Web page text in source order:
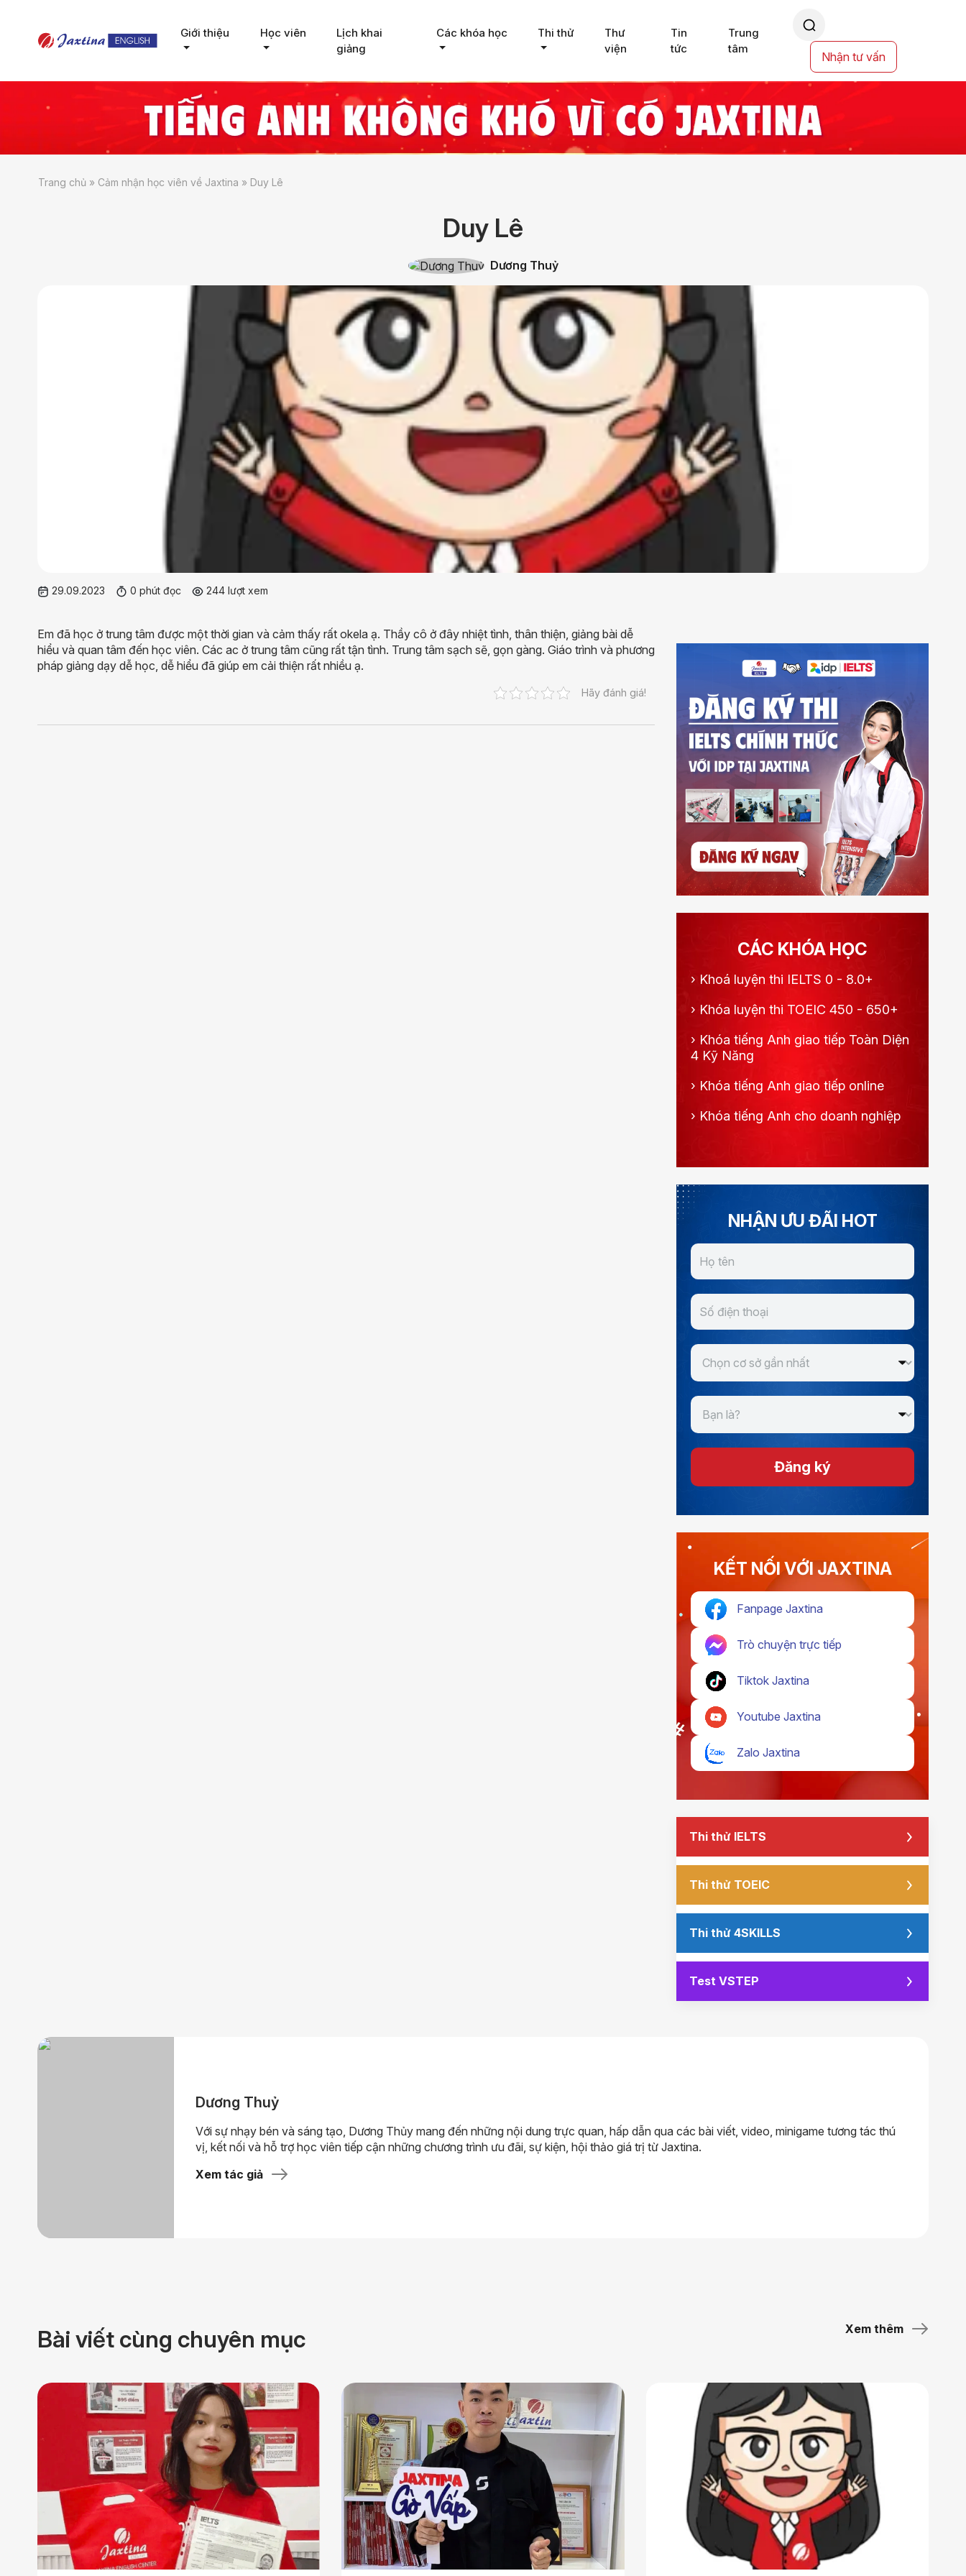
Giới thiệu Học viên
Lịch khai
giảng
Các khóa học Thi thử
Thư
viện
Tin
tức
Trung
tâm
Nhận tư vấn
Trang chủ » Cảm nhận học viên về Jaxtina » Duy Lê
Duy Lê
Dương Thuỷ
29.09.2023 0 phút đọc 244 lượt xem
Em đã học ở trung tâm được một thời gian và cảm thấy rất okela ạ. Thầy cô ở đây nhiệt tình, thân thiện, giảng bài dễ
hiểu và quan tâm đến học viên. Các ac ở trung tâm cũng rất tận tình. Trung tâm sạch sẽ, gọn gàng. Giáo trình và phương
pháp giảng dạy dễ học, dễ hiểu đã giúp em cải thiện rất nhiều ạ.
Hãy đánh giá!
CÁC KHÓA HỌC
› Khoá luyện thi IELTS 0 - 8.0+
› Khóa luyện thi TOEIC 450 - 650+
› Khóa tiếng Anh giao tiếp Toàn Diện
4 Kỹ Năng
› Khóa tiếng Anh giao tiếp online
› Khóa tiếng Anh cho doanh nghiệp
NHẬN ƯU ĐÃI HOT
Đăng ký
KẾT NỐI VỚI JAXTINA
Fanpage Jaxtina
Trò chuyện trực tiếp
Tiktok Jaxtina
Youtube Jaxtina
Zalo Jaxtina
Thi thử IELTS
Thi thử TOEIC
Thi thử 4SKILLS
Test VSTEP
Dương Thuỷ
Với sự nhạy bén và sáng tạo, Dương Thủy mang đến những nội dung trực quan, hấp dẫn qua các bài viết, video, minigame tương tác thú
vị, kết nối và hỗ trợ học viên tiếp cận những chương trình ưu đãi, sự kiện, hội thảo giá trị từ Jaxtina.
Xem tác giả
Bài viết cùng chuyên mục Xem thêm